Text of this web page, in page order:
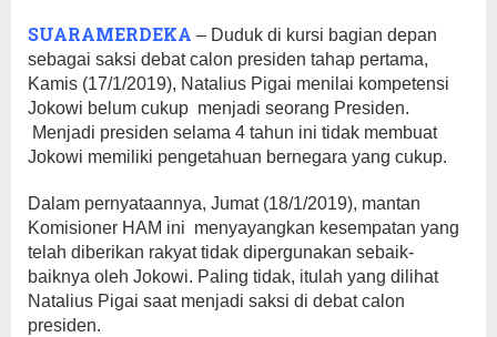
SUARAMERDEKA – Duduk di kursi bagian depan
sebagai saksi debat calon presiden tahap pertama,
Kamis (17/1/2019), Natalius Pigai menilai kompetensi
Jokowi belum cukup menjadi seorang Presiden.
Menjadi presiden selama 4 tahun ini tidak membuat
Jokowi memiliki pengetahuan bernegara yang cukup.
Dalam pernyataannya, Jumat (18/1/2019), mantan
Komisioner HAM ini menyayangkan kesempatan yang
telah diberikan rakyat tidak dipergunakan sebaik-
baiknya oleh Jokowi. Paling tidak, itulah yang dilihat
Natalius Pigai saat menjadi saksi di debat calon
presiden.